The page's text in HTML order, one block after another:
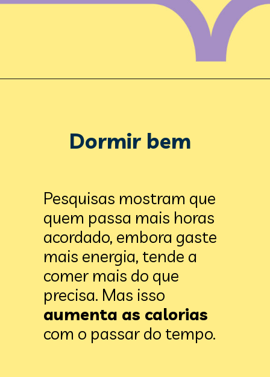
Dormir bem
Pesquisas mostram que
quem passa mais horas
acordado, embora gaste
mais energia, tende a
comer mais do que
com o passar do tempo.